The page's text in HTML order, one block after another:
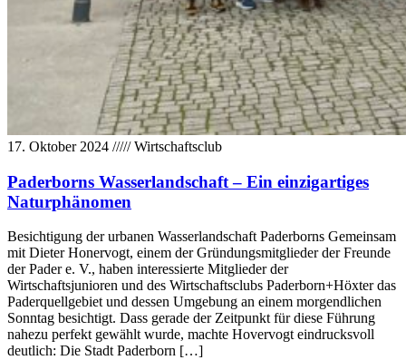
17. Oktober 2024 /////Wirtschaftsclub
Paderborns Wasserlandschaft – Ein einzigartiges
Naturphänomen
Besichtigung der urbanen Wasserlandschaft Paderborns Gemeinsam
mit Dieter Honervogt, einem der Gründungsmitglieder der Freunde
der Pader e. V., haben interessierte Mitglieder der
Wirtschaftsjunioren und des Wirtschaftsclubs Paderborn+Höxter das
Paderquellgebiet und dessen Umgebung an einem morgendlichen
Sonntag besichtigt. Dass gerade der Zeitpunkt für diese Führung
nahezu perfekt gewählt wurde, machte Hovervogt eindrucksvoll
deutlich: Die Stadt Paderborn […]